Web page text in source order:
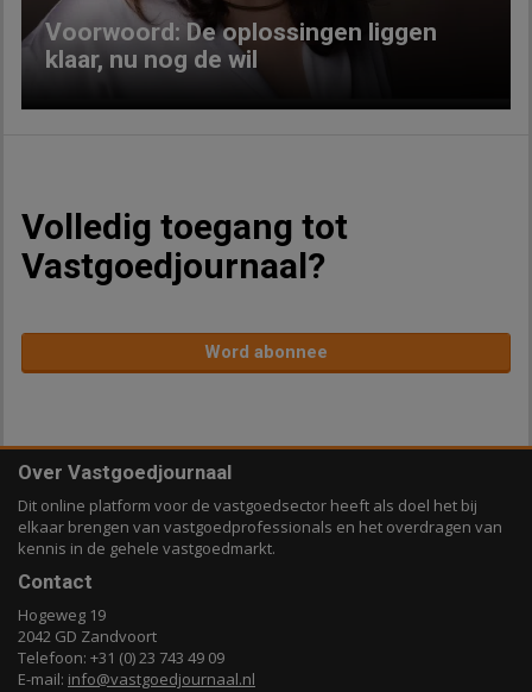
Voorwoord: De oplossingen liggen
klaar, nu nog de wil
Volledig toegang tot
Vastgoedjournaal?
Word abonnee
Over Vastgoedjournaal
Dit online platform voor de vastgoedsector heeft als doel het bij
elkaar brengen van vastgoedprofessionals en het overdragen van
kennis in de gehele vastgoedmarkt.
Contact
Hogeweg 19
2042 GD Zandvoort
Telefoon: +31 (0) 23 743 49 09
E-mail: info@vastgoedjournaal.nl